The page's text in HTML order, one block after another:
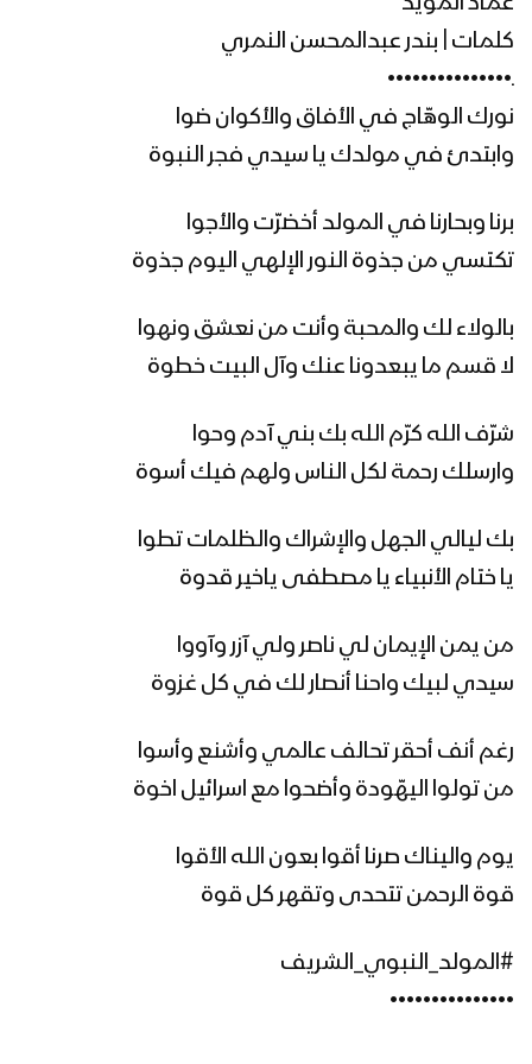
زامل العصف المأكول – عيسى الليث
عماد المؤيد – 1445هـ
الثورة الكبرى| عيسى الليث & عماد المؤيد
1445هـ
مونتاج زامل طوفان الأقصى | عيسى
الليث – 1445هـ
طوفان الأقصى | عيسى الليث – 1445هـ
زامل صباح السبت | عيسى الليث – 1445هـ
مونتاج زامل | ابتهال الفجر – عيسى الليث
كلمات | بندر عبدالمحسن النمري
ـ•••••••••••••••
نورك الوهّاج في الأفاق والأكوان ضوا
وابتدئ في مولدك يا سيدي فجر النبوة
برنا وبحارنا في المولد أخضرّت والأجوا
تكتسي من جذوة النور الإلهي اليوم جذوة
بالولاء لك والمحبة وأنت من نعشق ونهوا
لا قسم ما يبعدونا عنك وآل البيت خطوة
شرّف الله كرّم الله بك بني آدم وحوا
وارسلك رحمة لكل الناس ولهم فيك أسوة
بك ليالي الجهل والإشراك والظلمات تطوا
يا ختام الأنبياء يا مصطفى ياخير قدوة
من يمن الإيمان لي ناصر ولي آزر وآووا
سيدي لبيك واحنا أنصار لك في كل غزوة
رغم أنف أحقر تحالف عالمي وأشنع وأسوا
من تولوا اليهّودة وأضحوا مع اسرائيل اخوة
يوم واليناك صرنا أقوا بعون الله الأقوا
قوة الرحمن تتحدى وتقهر كل قوة
#المولد_النبوي_الشريف
•••••••••••••••